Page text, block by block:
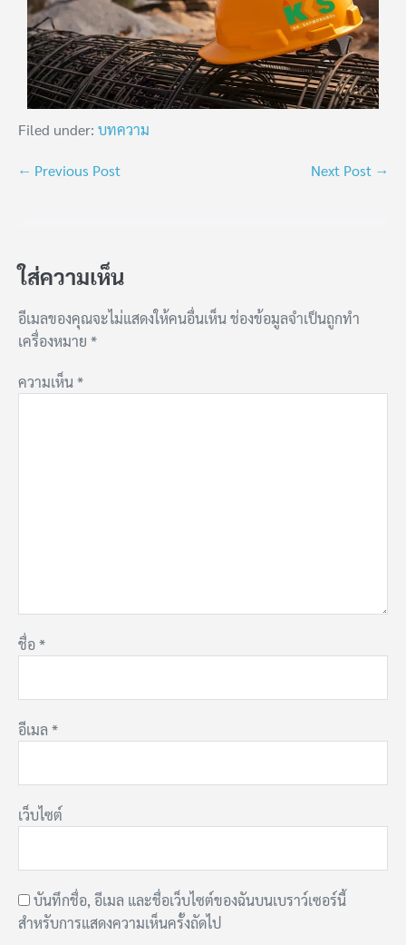
Filed under: บทความ
← Previous Post Next Post →
ใส่ความเห็น
อีเมลของคุณจะไม่แสดงให้คนอื่นเห็นช่องข้อมูลจำเป็นถูกทำ
เครื่องหมาย *
ความเห็น*
ชื่อ*
อีเมล *
เว็บไซต์
บันทึกชื่อ, อีเมล และชื่อเว็บไซต์ของฉันบนเบราว์เซอร์นี้
สำหรับการแสดงความเห็นครั้งถัดไป